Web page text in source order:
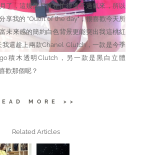
了，這幾個月實在忙得透不過氣來，所以
享我的 "Outfit of the day"，很喜歡今天所
未來感的簡約白色背景更能突出我這桃紅
我還趁上兩款Chanel Clutch，一款是今季
積木透明Clutch，另一款是黑白立體
歡那個呢？
MORE >>
Related Articles